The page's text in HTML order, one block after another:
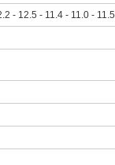
- 12.5 - 11.4 - 11.0 - 11.5